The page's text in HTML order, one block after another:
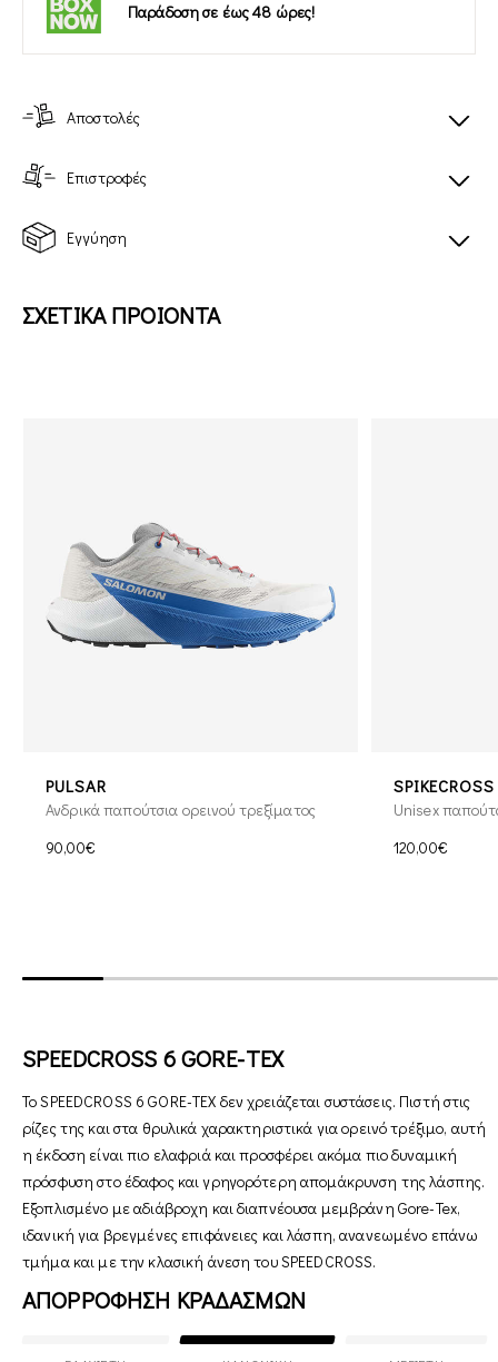
Παράδοση σε έως 48 ώρες!
Αποστολές
Επιστροφές
Εγγύηση
ΣΧΕΤΙΚΑ ΠΡΟΙΟΝΤΑ
PULSAR
Ανδρικά παπούτσια ορεινού τρεξίματος
90,00€
Unisex
120,00€
SPEEDCROSS 6 GORE-TEX
Το SPEEDCROSS 6 GORE-TEX δεν χρειάζεται συστάσεις. Πιστή στις
ρίζες της και στα θρυλικά χαρακτηριστικά για ορεινό τρέξιμο, αυτή
η έκδοση είναι πιο ελαφριά και προσφέρει ακόμα πιο δυναμική
πρόσφυση στο έδαφος και γρηγορότερη απομάκρυνση της λάσπης.
Εξοπλισμένο με αδιάβροχη και διαπνέουσα μεμβράνη Gore-Tex,
ιδανική για βρεγμένες επιφάνειες και λάσπη, ανανεωμένο επάνω
τμήμα και με την κλασική άνεση του SPEEDCROSS.
ΑΠΟΡΡΟΦΗΣΗ ΚΡΑΔΑΣΜΩΝ